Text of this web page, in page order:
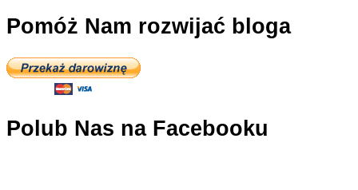
Pomóż Nam rozwijać bloga
Polub Nas na Facebooku